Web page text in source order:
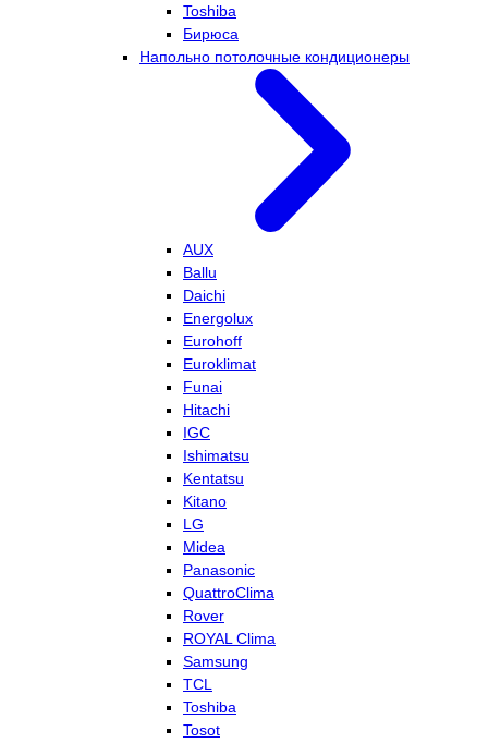
Toshiba
Бирюса
Напольно потолочные кондиционеры
AUX
Ballu
Daichi
Energolux
Eurohoff
Euroklimat
Funai
Hitachi
IGC
Ishimatsu
Kentatsu
Kitano
LG
Midea
Panasonic
QuattroClima
Rover
ROYAL Clima
Samsung
TCL
Toshiba
Tosot